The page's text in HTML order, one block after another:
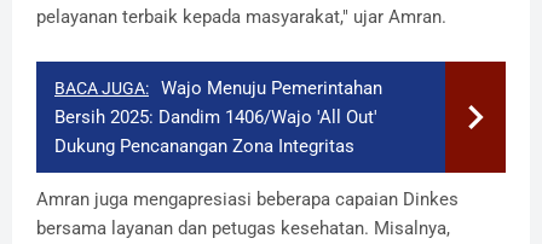
pelayanan terbaik kepada masyarakat," ujar Amran.
BACA JUGA:
Wajo Menuju Pemerintahan
Bersih 2025: Dandim 1406/Wajo 'All Out'
Dukung Pencanangan Zona Integritas
Amran juga mengapresiasi beberapa capaian Dinkes
bersama layanan dan petugas kesehatan. Misalnya,